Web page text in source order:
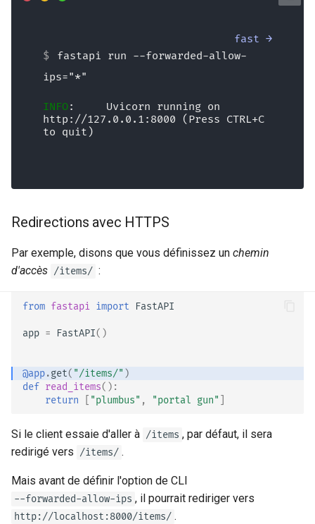
d'accès
Corps - Mises à jour
CORS (Partage des
(relationnelles)
Créer des applications plus
grandes - Plusieurs fichiers
Événements envoyés par le
serveur (SSE)
Tâches d'arrière-plan
fastapi run --forwarded-allow-
ips="*"
INFO:     Uvicorn running on
http://127.0.0.1:8000 (Press CTRL+C
to quit)
Redirections avec HTTPS
Par exemple, disons que vous définissez un chemin
d'accès /items/ :
from fastapi import FastAPI
app = FastAPI()
@app.get( "/items/" )
def read_items():
return
"plumbus" , "portal gun"
Si le client essaie d'aller à /items , par défaut, il sera
redirigé vers /items/ .
Mais avant de définir l'option de CLI
--forwarded-allow-ips , il pourrait rediriger vers
http://localhost:8000/items/ .